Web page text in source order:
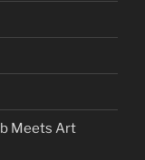
Meets Art